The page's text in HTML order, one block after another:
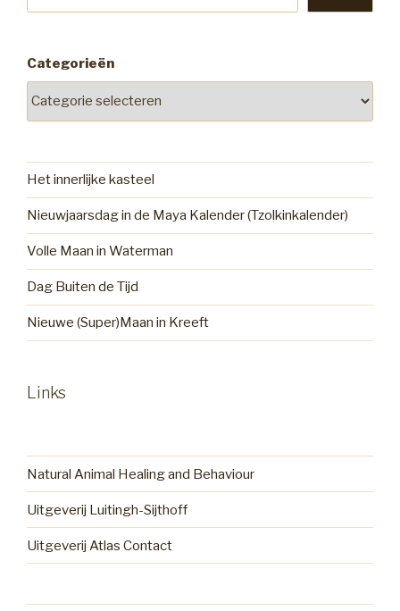
Categorieën
Het innerlijke kasteel
Nieuwjaarsdag in de Maya Kalender (Tzolkinkalender)
Volle Maan in Waterman
Dag Buiten de Tijd
Nieuwe (Super)Maan in Kreeft
Links
Natural Animal Healing and Behaviour
Uitgeverij Luitingh-Sijthoff
Uitgeverij Atlas Contact